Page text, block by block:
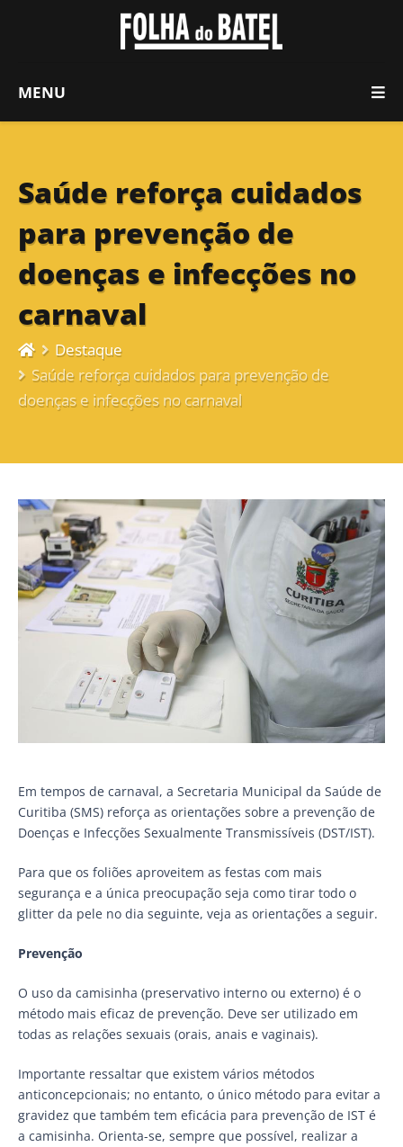
MENU
Saúde reforça cuidados
para prevenção de
doenças e infecções no
carnaval
Destaque
Saúde reforça cuidados para prevenção de
doenças e infecções no carnaval
Em tempos de carnaval, a Secretaria Municipal da Saúde de
Curitiba (SMS) reforça as orientações sobre a prevenção de
Doenças e Infecções Sexualmente Transmissíveis (DST/IST).
Para que os foliões aproveitem as festas com mais
segurança e a única preocupação seja como tirar todo o
glitter da pele no dia seguinte, veja as orientações a seguir.
Prevenção
O uso da camisinha (preservativo interno ou externo) é o
método mais eficaz de prevenção. Deve ser utilizado em
todas as relações sexuais (orais, anais e vaginais).
Importante ressaltar que existem vários métodos
anticoncepcionais; no entanto, o único método para evitar a
gravidez que também tem eficácia para prevenção de IST é
a camisinha. Orienta-se, sempre que possível, realizar a